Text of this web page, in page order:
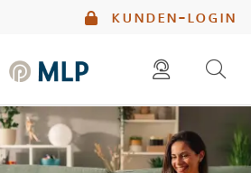
kunden-login
diese website durchsuchen
mlp berater finden